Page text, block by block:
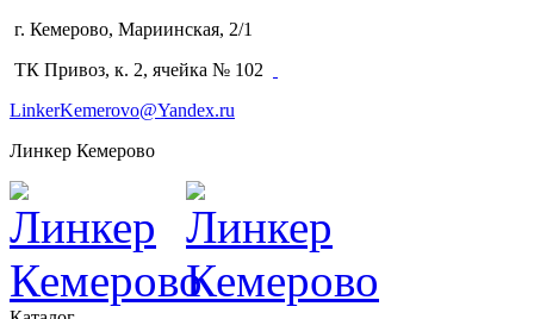
г. Кемерово, Мариинская, 2/1
ТК Привоз, к. 2, ячейка № 102
LinkerKemerovo@Yandex.ru
Линкер Кемерово